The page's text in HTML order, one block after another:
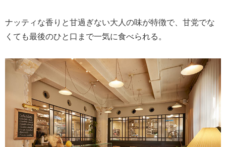
ナッティな香りと甘過ぎない大人の味が特徴で、甘党でな
くても最後のひと口まで一気に食べられる。